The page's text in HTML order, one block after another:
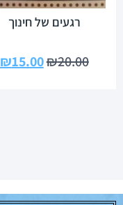
רגעים של חינוך
₪20.00
₪15.00